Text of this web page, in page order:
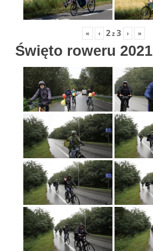
« ‹ 2z3 › »
Święto roweru 2021